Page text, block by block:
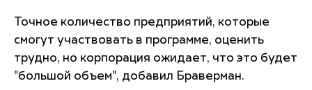
Точное количество предприятий, которые
смогут участвовать в программе, оценить
трудно, но корпорация ожидает, что это будет
"большой объем", добавил Браверман.